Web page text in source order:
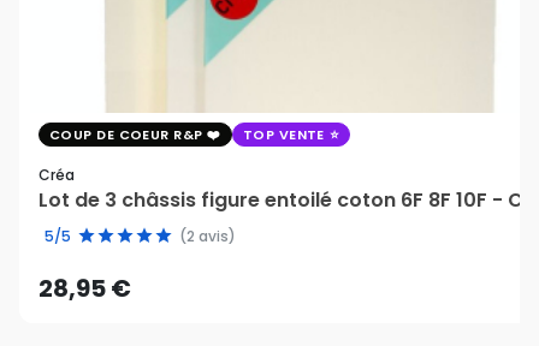
COUP DE COEUR R&P TOP VENTE
Créa
Lot de 3 châssis figure entoilé coton 6F 8F 10F -
5/5 (2 avis)
28,95 €